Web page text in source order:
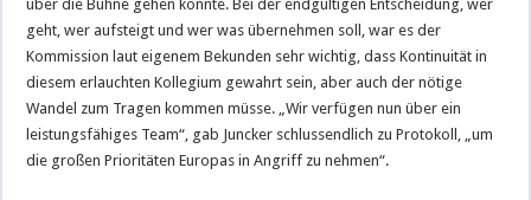
über die Bühne gehen könnte. Bei der endgültigen Entscheidung, wer
geht, wer aufsteigt und wer was übernehmen soll, war es der
Kommission laut eigenem Bekunden sehr wichtig, dass Kontinuität in
diesem erlauchten Kollegium gewahrt sein, aber auch der nötige
Wandel zum Tragen kommen müsse. „Wir verfügen nun über ein
leistungsfähiges Team“, gab Juncker schlussendlich zu Protokoll, „um
die großen Prioritäten Europas in Angriff zu nehmen“.